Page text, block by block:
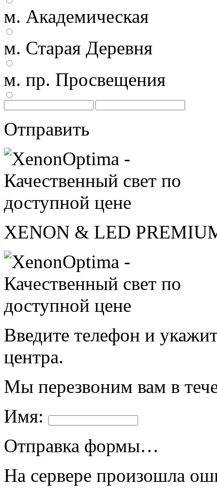
м. Академическая
м. Старая Деревня
м. пр. Просвещения
Отправить
XENON & LED
Введите телефон и
центра.
Мы перезвоним вам в
Имя:
Отправка формы…
На сервере произошла